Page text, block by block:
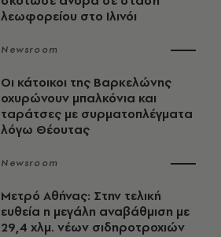
λεωφορείου στο Ιλινόι
Newsroom
Οι κάτοικοι της Βαρκελώνης
οχυρώνουν μπαλκόνια και
ταράτσες με συρματοπλέγματα
λόγω Θέουτας
Newsroom
Μετρό Αθήνας: Στην τελική
ευθεία η μεγάλη αναβάθμιση με
29,4 χλμ. νέων σιδηροτροχιών